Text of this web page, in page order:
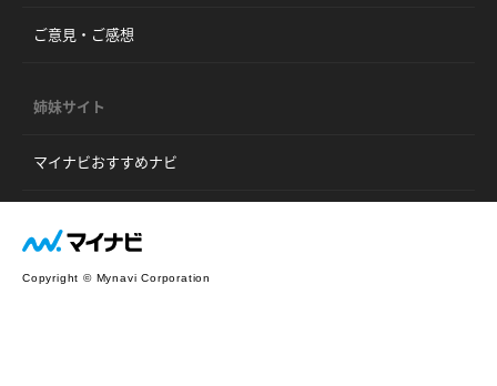
ご意見・ご感想
姉妹サイト
マイナビおすすめナビ
Copyright © Mynavi Corporation